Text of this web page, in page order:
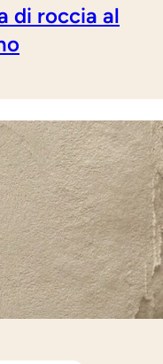
di roccia al